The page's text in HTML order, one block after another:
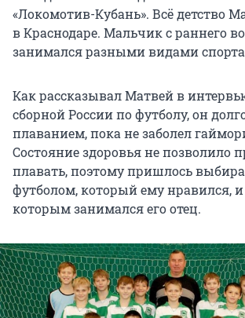
«Локомотив-Кубань». Всё детство
в Краснодаре. Мальчик с раннего
занимался разными видами
Как рассказывал Матвей в
сборной России по футболу, он
плаванием, пока не заболел
Состояние здоровья не позволило
плавать, поэтому пришлось
футболом, который ему нравился, и
которым занимался его отец.